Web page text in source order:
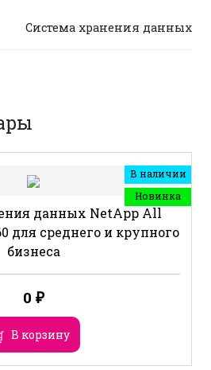
Система хранения данных
В наличии
Новинка
данных NetApp All
для среднего и крупного
бизнеса
0 ₽
В корзину